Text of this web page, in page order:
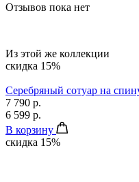
Отзывов пока нет
Из этой же коллекции
скидка 15%
Серебряный сотуар на
7 790 р.
6 599 р.
В корзину
скидка 15%